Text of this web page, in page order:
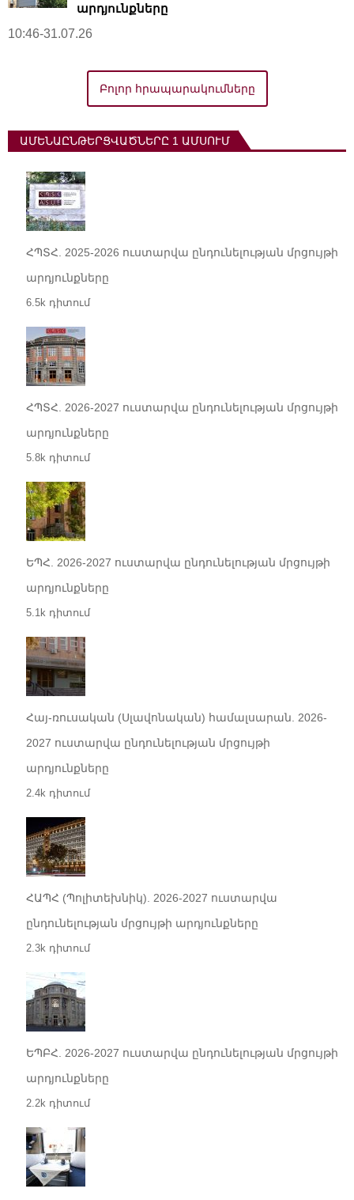
արդյունքները
10:46-31.07.26
Բոլոր հրապարակումները
ԱՄԵՆԱԸՆԹԵՐՑՎԱԾՆԵՐԸ 1 ԱՄՍՈՒՄ
ՀՊՏՀ. 2025-2026 ուստարվա ընդունելության մրցույթի
արդյունքները
6.5k դիտում
ՀՊՏՀ. 2026-2027 ուստարվա ընդունելության մրցույթի
արդյունքները
5.8k դիտում
ԵՊՀ. 2026-2027 ուստարվա ընդունելության մրցույթի
արդյունքները
5.1k դիտում
Հայ-ռուսական (Սլավոնական) համալսարան. 2026-
2027 ուստարվա ընդունելության մրցույթի
արդյունքները
2.4k դիտում
ՀԱՊՀ (Պոլիտեխնիկ). 2026-2027 ուստարվա
ընդունելության մրցույթի արդյունքները
2.3k դիտում
ԵՊԲՀ. 2026-2027 ուստարվա ընդունելության մրցույթի
արդյունքները
2.2k դիտում